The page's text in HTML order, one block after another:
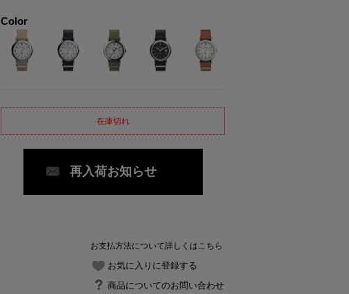
Color
在庫切れ
再入荷お知らせ
お支払方法について詳しくはこちら
お気に入りに登録する
商品についてのお問い合わせ